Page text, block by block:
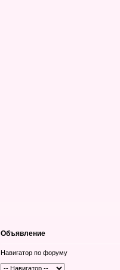
Объявление
Навигатор по форуму